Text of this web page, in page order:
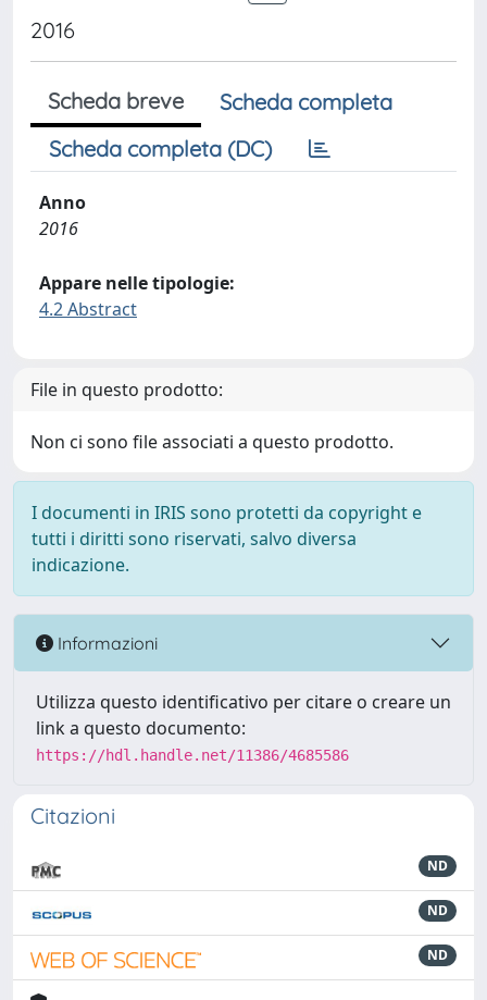
2016
Scheda breve
Scheda completa
Scheda completa (DC)
Anno
2016
Appare nelle tipologie:
4.2 Abstract
File in questo prodotto:
Non ci sono file associati a questo prodotto.
I documenti in IRIS sono protetti da copyright e
tutti i diritti sono riservati, salvo diversa
indicazione.
Informazioni
Utilizza questo identificativo per citare o creare un
link a questo documento:
https://hdl.handle.net/11386/4685586
Citazioni
ND
ND
ND